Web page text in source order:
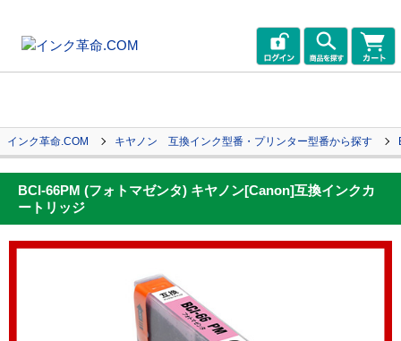
インク革命.COM キヤノン 互換インク型番・プリンター型番から探す
BCI-66PM (フォトマゼンタ) キヤノン[Canon]互換インクカ
ートリッジ